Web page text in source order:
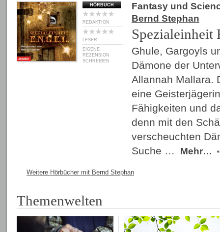
HÖRBUCH
REDAKTION
LESER
EIGENE
REZENSION
SCHREIBEN
Fantasy und
Bernd Stephan
Spezialeinheit
Ghule, Gargoyls
Dämone der
Allannah Mallara.
eine
Fähigkeiten und
denn mit den
verscheuchten
Suche …
Mehr…
Weitere Hörbücher mit Bernd Stephan
Themenwelten